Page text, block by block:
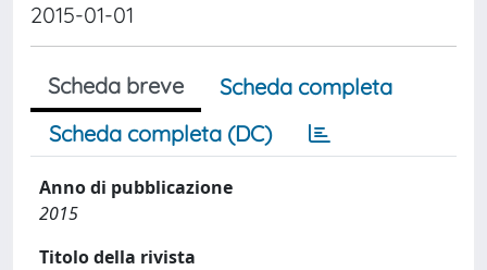
2015-01-01
Scheda breve
Scheda completa
Scheda completa (DC)
Anno di pubblicazione
2015
Titolo della rivista